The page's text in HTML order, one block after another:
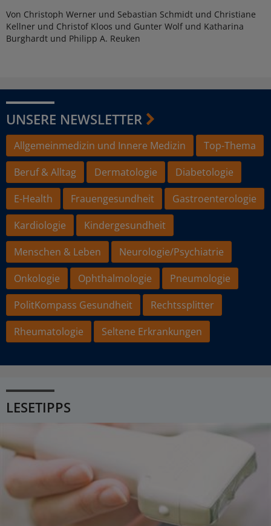
Von Christoph Werner und Sebastian Schmidt und Christiane
Kellner und Christof Kloos und Gunter Wolf und Katharina
Burghardt und Philipp A. Reuken
UNSERE NEWSLETTER
Allgemeinmedizin und Innere Medizin
Top-Thema
Beruf & Alltag
Dermatologie
Diabetologie
E-Health
Frauengesundheit
Gastroenterologie
Kardiologie
Kindergesundheit
Menschen & Leben
Neurologie/Psychiatrie
Onkologie
Ophthalmologie
Pneumologie
PolitKompass Gesundheit
Rechtssplitter
Rheumatologie
Seltene Erkrankungen
LESETIPPS